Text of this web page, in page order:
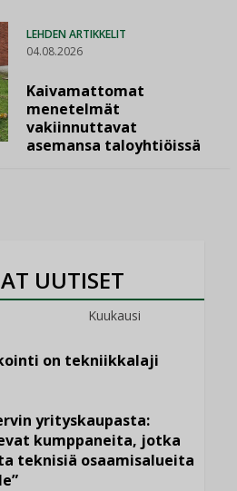
LEHDEN ARTIKKELIT
04.08.2026
Kaivamattomat
menetelmät
vakiinnuttavat
asemansa taloyhtiöissä
UUTISET
Kuukausi
on tekniikkalaji
yrityskaupasta:
kumppaneita, jotka
teknisiä osaamisalueita